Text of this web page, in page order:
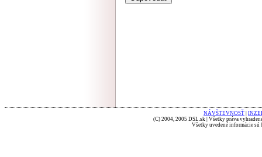
NÁVŠTEVNOSŤ
(C) 2004, 2005 DSL.sk | Všetky práva
Všetky uvedené informácie sú